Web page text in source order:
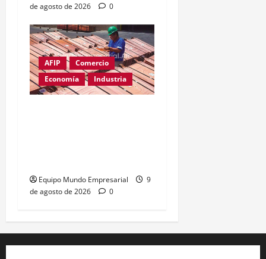
de agosto de 2026
0
AFIP
Comercio
Economía
Industria
Equipo Mundo Empresarial
9
de agosto de 2026
0